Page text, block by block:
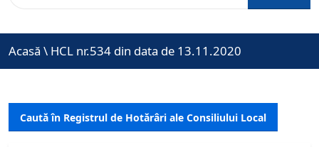
Acasă \ HCL nr.534 din data de 13.11.2020
Caută în Registrul de Hotărâri ale Consiliului Local